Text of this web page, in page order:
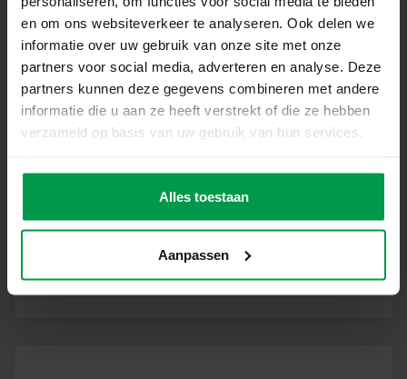
en om ons websiteverkeer te analyseren. Ook delen we
informatie over uw gebruik van onze site met onze
partners voor social media, adverteren en analyse. Deze
partners kunnen deze gegevens combineren met andere
informatie die u aan ze heeft verstrekt of die ze hebben
verzameld op basis van uw gebruik van hun services.
Alles toestaan
Aanpassen
Badfarbtablette
n 18 St. –
Farben mischen
Krabbe
Mindestalte
r
3+
Badfarbtablette
n 18 St. –
Farben mischen
Tintenfisch
Mindestalte